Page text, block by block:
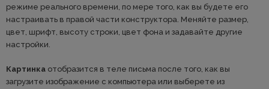
режиме реального времени, по мере того, как вы будете его
настраивать в правой части конструктора. Меняйте размер,
цвет, шрифт, высоту строки, цвет фона и задавайте другие
настройки.
Картинка отобразится в теле письма после того, как вы
загрузите изображение с компьютера или выберете из